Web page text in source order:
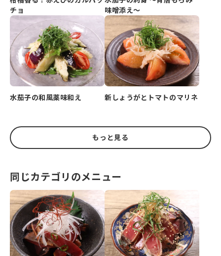
チョ
味噌添え～
水茄子の和風薬味和え 新しょうがとトマトのマリネ
もっと見る
同じカテゴリのメニュー